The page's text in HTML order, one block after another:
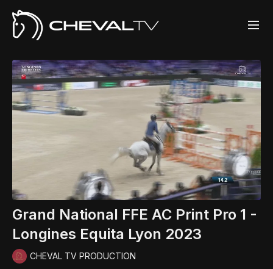
Grand National FFE AC Print Pro 1 -
Longines Equita Lyon 2023
CHEVAL TV PRODUCTION